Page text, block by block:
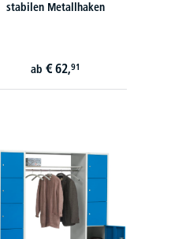
stabilen Metallhaken
ab € 62,91